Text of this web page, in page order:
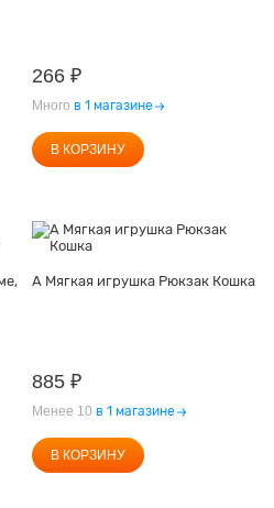
266 ₽
Много в 1 магазине
В КОРЗИНУ
А Мягкая игрушка Рюкзак Кошка
885 ₽
Менее 10 в 1 магазине
В КОРЗИНУ